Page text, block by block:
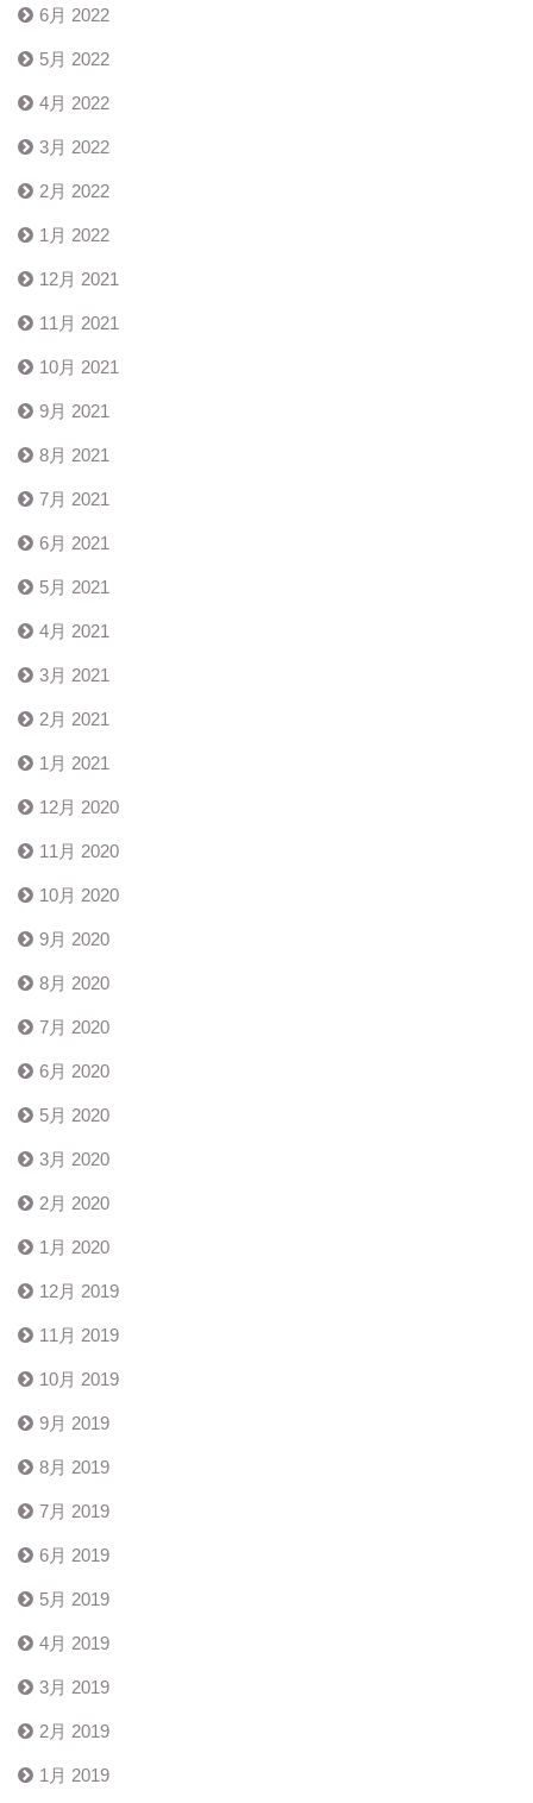
6月 2022
5月 2022
4月 2022
3月 2022
2月 2022
1月 2022
12月 2021
11月 2021
10月 2021
9月 2021
8月 2021
7月 2021
6月 2021
5月 2021
4月 2021
3月 2021
2月 2021
1月 2021
12月 2020
11月 2020
10月 2020
9月 2020
8月 2020
7月 2020
6月 2020
5月 2020
3月 2020
2月 2020
1月 2020
12月 2019
11月 2019
10月 2019
9月 2019
8月 2019
7月 2019
6月 2019
5月 2019
4月 2019
3月 2019
2月 2019
1月 2019